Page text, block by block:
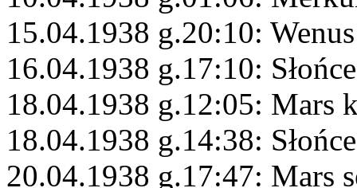
15.04.1938 g.20:10:
16.04.1938 g.17:10:
18.04.1938 g.12:05: Mars
18.04.1938 g.14:38:
20.04.1938 g.17:47: Mars